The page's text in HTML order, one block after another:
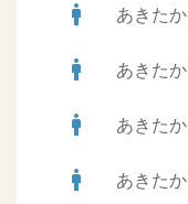
man あきたか
man あきたか
man あきたか
man あきたか